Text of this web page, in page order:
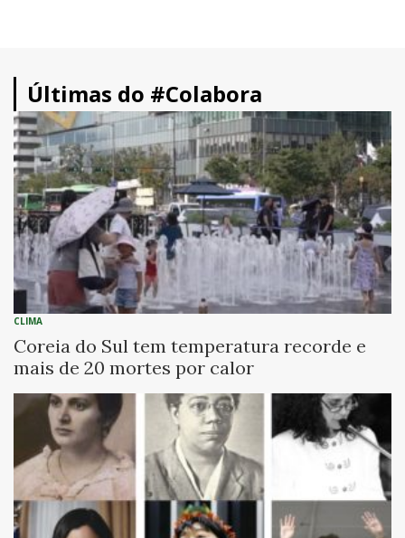
Últimas do #Colabora
CLIMA
Coreia do Sul tem temperatura recorde e
mais de 20 mortes por calor